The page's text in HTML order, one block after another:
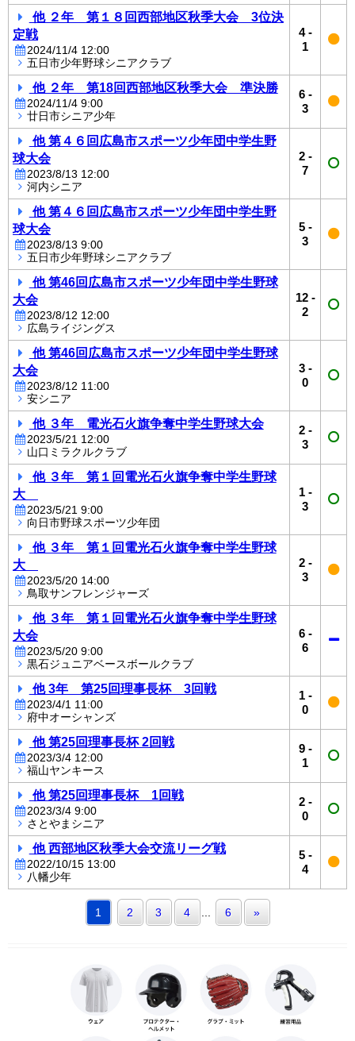
他 ２年 第１８回西部地区秋季大会 3位決
定戦
2024/11/4 12:00
五日市少年野球シニアクラブ
4-
1
他 ２年 第18回西部地区秋季大会 準決勝
2024/11/4 9:00
廿日市シニア少年
6-
3
他 第４６回広島市スポーツ少年団中学生野
球大会
2023/8/13 12:00
河内シニア
2-
7
他 第４６回広島市スポーツ少年団中学生野
球大会
2023/8/13 9:00
五日市少年野球シニアクラブ
5-
3
他 第46回広島市スポーツ少年団中学生野球
大会
2023/8/12 12:00
広島ライジングス
12-
2
他 第46回広島市スポーツ少年団中学生野球
大会
2023/8/12 11:00
安シニア
3-
0
他 ３年 電光石火旗争奪中学生野球大会
2023/5/21 12:00
山口ミラクルクラブ
2-
3
他 ３年 第１回電光石火旗争奪中学生野球
大
2023/5/21 9:00
向日市野球スポーツ少年団
1-
3
他 ３年 第１回電光石火旗争奪中学生野球
大
2023/5/20 14:00
鳥取サンフレンジャーズ
2-
3
他 ３年 第１回電光石火旗争奪中学生野球
大会
2023/5/20 9:00
黒石ジュニアベースボールクラブ
6-
6
他 3年 第25回理事長杯 3回戦
2023/4/1 11:00
府中オーシャンズ
1-
0
他 第25回理事長杯 2回戦
2023/3/4 12:00
福山ヤンキース
9-
1
他 第25回理事長杯 1回戦
2023/3/4 9:00
さとやまシニア
2-
0
他 西部地区秋季大会交流リーグ戦
2022/10/15 13:00
八幡少年
5-
4
1 2 3 4 ... 6 »